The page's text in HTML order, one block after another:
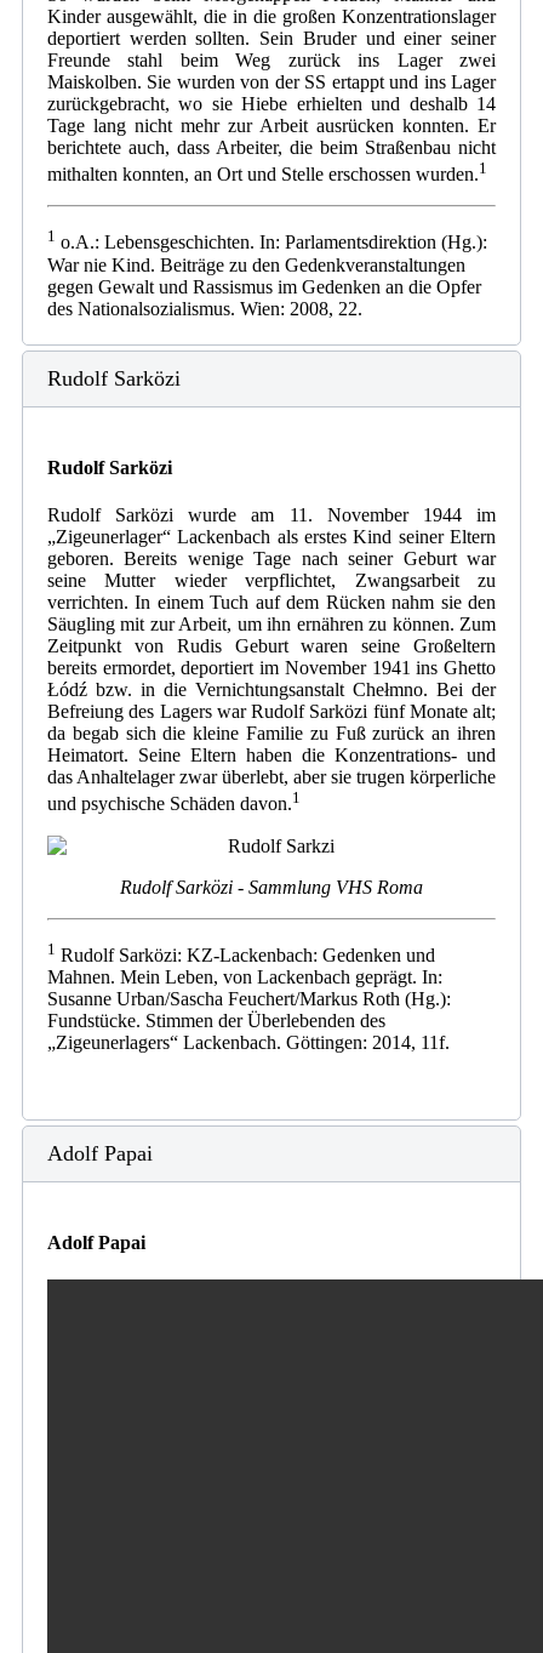
Kinder ausgewählt, die in die großen Konzentrationslager
deportiert werden sollten. Sein Bruder und einer seiner
Freunde stahl beim Weg zurück ins Lager zwei
Maiskolben. Sie wurden von der SS ertappt und ins Lager
zurückgebracht, wo sie Hiebe erhielten und deshalb 14
Tage lang nicht mehr zur Arbeit ausrücken konnten. Er
berichtete auch, dass Arbeiter, die beim Straßenbau nicht
mithalten konnten, an Ort und Stelle erschossen wurden.1
1 o.A.: Lebensgeschichten. In: Parlamentsdirektion (Hg.):
War nie Kind. Beiträge zu den Gedenkveranstaltungen
gegen Gewalt und Rassismus im Gedenken an die Opfer
des Nationalsozialismus. Wien: 2008, 22.
Rudolf Sarközi
Rudolf Sarközi
Rudolf Sarközi wurde am 11. November 1944 im
„Zigeunerlager“ Lackenbach als erstes Kind seiner Eltern
geboren. Bereits wenige Tage nach seiner Geburt war
seine Mutter wieder verpflichtet, Zwangsarbeit zu
verrichten. In einem Tuch auf dem Rücken nahm sie den
Säugling mit zur Arbeit, um ihn ernähren zu können. Zum
Zeitpunkt von Rudis Geburt waren seine Großeltern
bereits ermordet, deportiert im November 1941 ins Ghetto
Łódź bzw. in die Vernichtungsanstalt Chełmno. Bei der
Befreiung des Lagers war Rudolf Sarközi fünf Monate alt;
da begab sich die kleine Familie zu Fuß zurück an ihren
Heimatort. Seine Eltern haben die Konzentrations- und
das Anhaltelager zwar überlebt, aber sie trugen körperliche
und psychische Schäden davon.1
RudolfSarközi - Sammlung VHS Roma
1 Rudolf Sarközi: KZ-Lackenbach: Gedenken und
Mahnen. Mein Leben, von Lackenbach geprägt. In:
Susanne Urban/Sascha Feuchert/Markus Roth (Hg.):
Fundstücke. Stimmen der Überlebenden des
„Zigeunerlagers“ Lackenbach. Göttingen: 2014, 11f.
Adolf Papai
Adolf Papai